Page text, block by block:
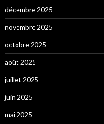
décembre 2025
novembre 2025
octobre 2025
août 2025
juillet 2025
juin 2025
mai 2025